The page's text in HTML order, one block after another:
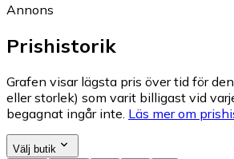
Annons
Prishistorik
Grafen visar lägsta pris över tid för
eller storlek) som varit billigast vid
begagnat ingår inte. Läs mer om
Välj butik